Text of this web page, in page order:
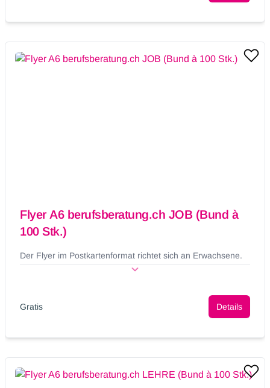
Flyer A6 berufsberatung.ch JOB (Bund à
100 Stk.)
Der Flyer im Postkartenformat richtet sich an Erwachsene.
Gratis Details